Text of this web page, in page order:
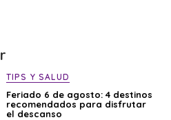
TIPS Y SALUD
Feriado 6 de agosto: 4 destinos
recomendados para disfrutar
el descanso